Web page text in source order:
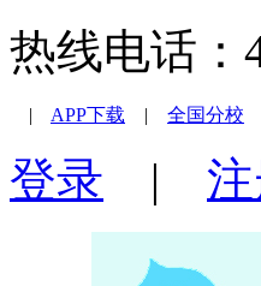
热线电话
| APP下载 | 全国分校
登录 |